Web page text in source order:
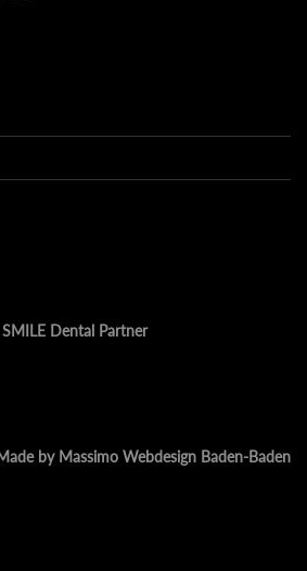
SMILE Dental Partner
Made by Massimo Webdesign Baden-Baden